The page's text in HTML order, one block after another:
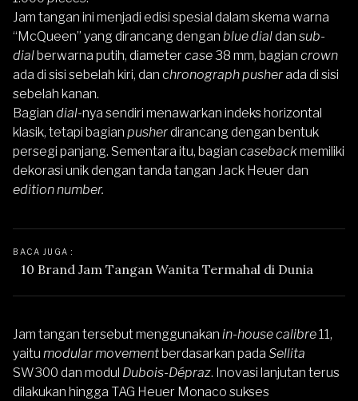
Jam tangan ini menjadi edisi spesial dalam skema warna
“McQueen” yang dirancang dengan blue dialdan sub-
dial berwarna putih, diameter case38 mm, bagian crown
ada di sisi sebelah kiri, dan chronograph pusherada di sisi
sebelah kanan.
Bagian dial-nya sendiri menawarkan indeks horizontal
klasik, tetapi bagian pusherdirancang dengan bentuk
persegi panjang. Sementara itu, bagian casebackmemiliki
dekorasi unik dengan tanda tangan Jack Heuer dan
edition number.
BACA JUGA :
10 Brand Jam Tangan Wanita Termahal di Dunia
Jam tangan tersebut menggunakan in-house calibre11,
yaitu modular movement berdasarkan pada Sellita
SW300 dan modul Dubois-Dépraz. Inovasi lanjutan terus
dilakukan hingga TAG Heuer Monaco sukses